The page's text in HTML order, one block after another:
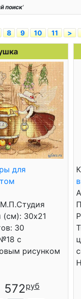
поиск'
8 9 10 11 >
для
30x21
30
с
рисунком
572